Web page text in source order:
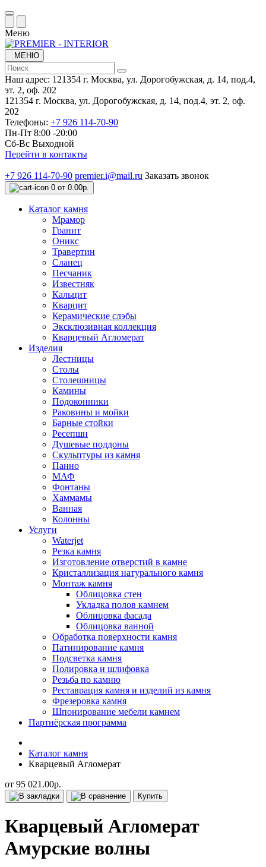
Меню
МЕНЮ
Наш адрес: 121354 г. Москва, ул. Дорогобужская, д. 14, под.4,
эт. 2, оф. 202
121354 г. Москва, ул. Дорогобужская, д. 14, под.4, эт. 2, оф.
202
Телефоны: +7 926 114-70-90
Пн-Пт 8:00 -20:00
Сб-Вс Выходной
Перейти в контакты
+7 926 114-70-90 premier.i@mail.ru Заказать звонок
0 от 0.00р.
Каталог камня
Мрамор
Гранит
Оникс
Травертин
Сланец
Песчаник
Известняк
Кальцит
Кварцит
Керамические слэбы
Эксклюзивная коллекция
Кварцевый Агломерат
Изделия
Лестницы
Столы
Столешницы
Камины
Подоконники
Раковины и мойки
Барные стойки
Ресепшн
Душевые поддоны
Скульптуры из камня
Панно
МАФ
Фонтаны
Хаммамы
Ванная
Колонны
Услуги
Waterjet
Резка камня
Изготовление отверстий в камне
Кристаллизация натурального камня
Монтаж камня
Облицовка стен
Укладка полов камнем
Облицовка фасада
Облицовка ванной
Обработка поверхности камня
Патинирование камня
Подсветка камня
Полировка и шлифовка
Резьба по камню
Реставрация камня и изделий из камня
Фрезеровка камня
Шпонирование мебели камнем
Партнёрская программа
Каталог камня
Кварцевый Агломерат
от 95 021.00р.
Купить
Кварцевый Агломерат
Амурские волны